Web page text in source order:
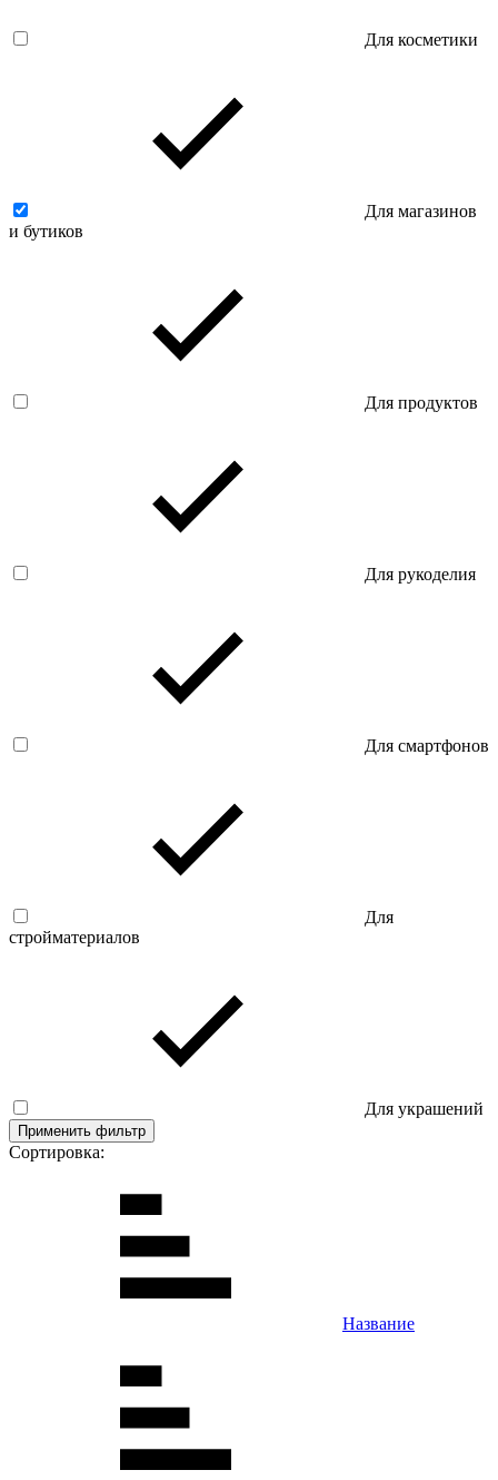
Для косметики
Для магазинов
и бутиков
Для продуктов
Для рукоделия
Для смартфонов
Для
стройматериалов
Для украшений
Применить фильтр
Сортировка:
Название